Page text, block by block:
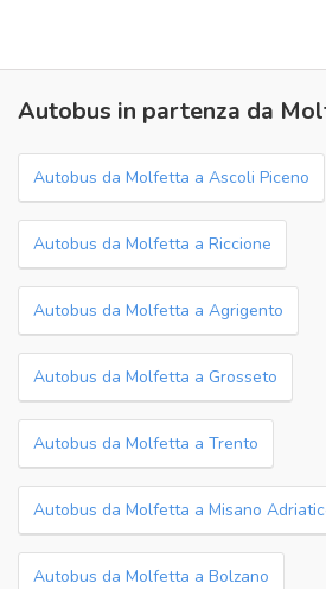
Autobus in partenza da
Autobus da Molfetta a Ascoli Piceno
Autobus da Molfetta a Riccione
Autobus da Molfetta a Agrigento
Autobus da Molfetta a Grosseto
Autobus da Molfetta a Trento
Autobus da Molfetta a Misano
Autobus da Molfetta a Bolzano